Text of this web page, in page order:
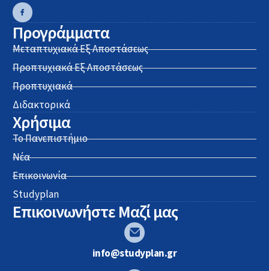
Προγράμματα
Μεταπτυχιακά Εξ Αποστάσεως
Προπτυχιακά Εξ Αποστάσεως
Προπτυχιακά
Διδακτορικά
Χρήσιμα
Το Πανεπιστήμιο
Νέα
Επικοινωνία
Studyplan
Επικοινωνήστε Μαζί μας
info@studyplan.gr